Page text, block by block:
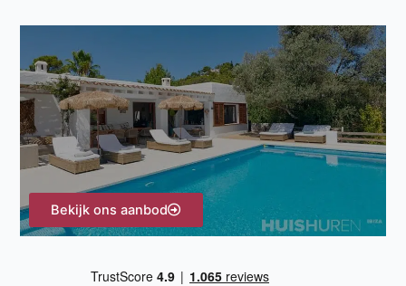
a
r
:
Bekijk ons aanbod